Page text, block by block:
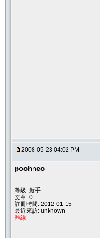
2008-05-23 04:02 PM
poohneo
等級: 新手
文章: 0
註冊時間: 2012-01-15
最近來訪: unknown
離線